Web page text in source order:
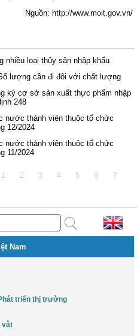
Nguồn: http://www.moit.gov.vn/
nhiều loại thủy sản nhập khẩu
lượng cần đi đôi với chất lượng
ký cơ sở sản xuất thực phẩm nhập
248
nước thành viên thuộc tổ chức
12/2024
nước thành viên thuộc tổ chức
11/2024
1 2 3 4 5 6 7
Nam
triển thị trường
vật